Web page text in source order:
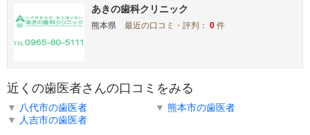
あきの歯科クリニック
熊本県 最近の口コミ・評判：0 件
近くの歯医者さんの口コミをみる
▼ 八代市の歯医者 ▼ 熊本市の歯医者
▼ 人吉市の歯医者